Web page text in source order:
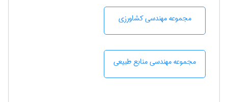
مجموعه مهندسی كشاورزی
مجموعه مهندسی منابع طبيعی